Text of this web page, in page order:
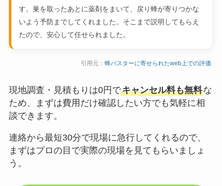
す。巣を取ったあとに薬剤をまいて、戻り蜂が寄りつかな
いよう予防までしてくれました。そこまで説明してもらえ
たので、安心して任せられました。
引用元：蜂バスターに寄せられたweb上での評価
現地調査・見積もりは0円でキャンセル料も無料な
ため、まずは費用だけ確認したい方でも気軽に相
談できます。
連絡から最短30分で現場に急行してくれるので、
まずはプロの目で実際の現場を見てもらいましょ
う。